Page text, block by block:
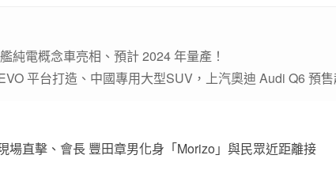
純電概念車亮相、預計 2024 年量產！
平台打造、中國專用大型SUV，上汽奧迪 Audi Q6 預
場直擊、會長 豐田章男化身「Morizo」與民眾近距離接